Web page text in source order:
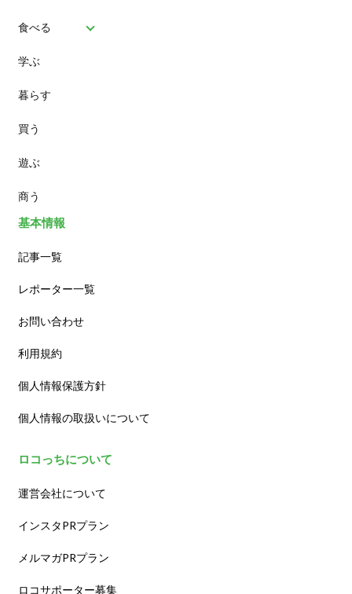
食べる
パン
スイーツ
ランチ
カフェ
学ぶ
暮らす
買う
遊ぶ
商う
基本情報
記事一覧
レポーター一覧
お問い合わせ
利用規約
個人情報保護方針
個人情報の取扱いについて
ロコっちについて
運営会社について
インスタPRプラン
メルマガPRプラン
ロコサポーター募集